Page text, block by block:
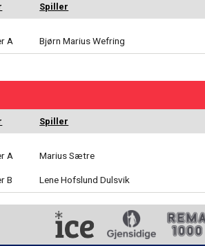
A Bjørn Marius Wefring
A Marius Sætre
B Lene Hofslund Dulsvik